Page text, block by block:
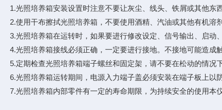
1.光照培养箱安装设置时注意不要让灰尘、线头、铁屑或其他东
2.使用干布擦拭光照培养箱，不要使用酒精、汽油或其他有机
3.光照培养箱在运转时，如果要进行修改设定、信号输出、启
4.光照培养箱接线必须正确，一定要进行接地。不接地可能造
5.定期检查光照培养箱端子螺丝和固定架，请不要在松动的情况
6.光照培养箱运转期间，电源入力端子盖必须安装在端子板上以
7.光照培养箱内部零件有一定的寿命期限，为持续安全的使用